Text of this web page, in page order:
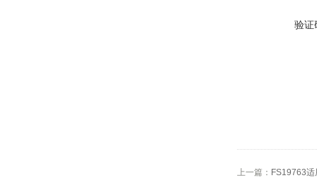
验证
上一篇： FS19763